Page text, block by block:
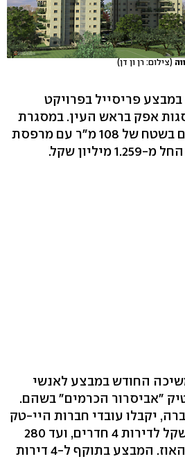
(צילום: רן ון דן)
פריסייל בפרויקט
אפק בראש העין. במסגרת
המבצע, דירות 4 חדרים בשטח של 108 מ"ר עם מרפסת
החודש במבצע לאנשי
"אביסרור הכרמים" בשהם.
יקבלו עובדי חברות היי-טק
הנחות בטווח של 100 שקל לדירות 4 חדרים, ועד 280
אלף שקל לדירות פנטהאוז. המבצע בתוקף ל-4 דירות